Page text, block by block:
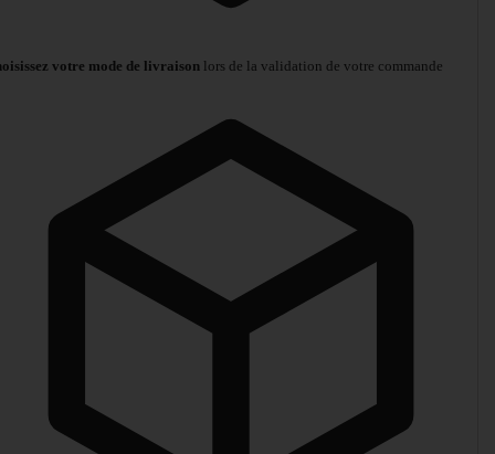
votre mode de livraison lors de la validation de votre commande